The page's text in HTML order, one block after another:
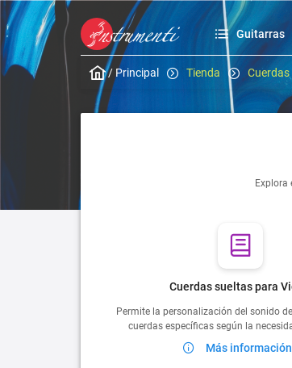
Guitarras
/ Principal Tienda Cuerdas
Explora
Cuerdas sueltas para
Permite la personalización del sonido
cuerdas específicas según la
Más información